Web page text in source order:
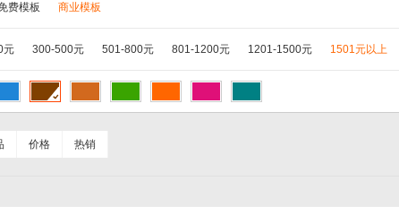
费模板 商业模板
元 300-500元 501-800元 801-1200元 1201-1500元 1501元以上
价格 热销